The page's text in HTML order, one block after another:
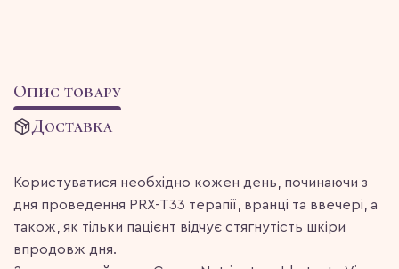
Опис товару
Доставка
Користуватися необхідно кожен день, починаючи з
дня проведення PRX-T33 терапії, вранці та ввечері, а
також, як тільки пацієнт відчує стягнутість шкіри
впродовж дня.